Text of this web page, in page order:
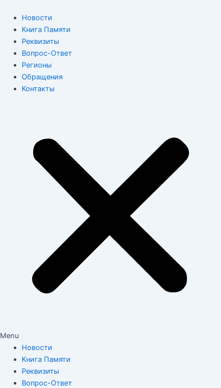
содержимому
Новости
Книга Памяти
Реквизиты
Вопрос-Ответ
Регионы
Обращения
Контакты
Menu
Новости
Книга Памяти
Реквизиты
Вопрос-Ответ